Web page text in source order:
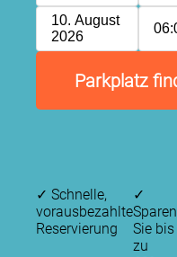
10. August
2026
Parkplatz
✓ Schnelle,
vorausbezahlte
Reservierung
✓
Sparen
Sie bis
zu